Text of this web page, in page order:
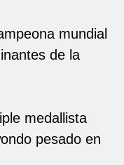
mundial
de la
medallista
pesado en